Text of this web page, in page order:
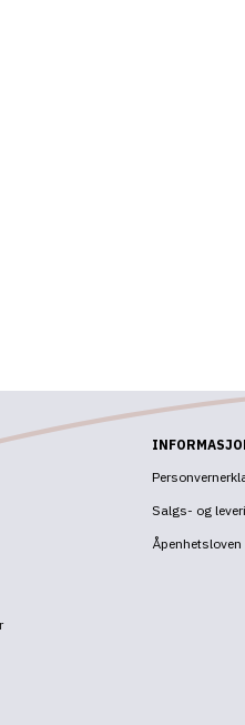
Salgs- og
Åpenhetsloven